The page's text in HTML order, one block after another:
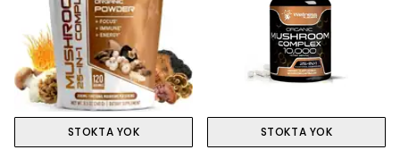
STOKTA YOK STOKTA YOK